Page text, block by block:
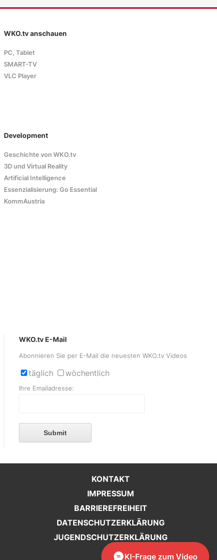
KI-Frage zum Video
WKO.tv anschauen
PC, Tablet
SMART-TV
VLC Player
Development
Geschichte von WKO.tv
3D und Virtual Reality
Artificial Intelligence
Essenzialisierung: Go Essential
KommAustria
WKO.tv E-Mail
Abonnieren Sie per E-Mail die neuesten WKO.tv Videos
täglich wöchentlich
Ihre Emailadresse:
Submit
KONTAKT
IMPRESSUM
BARRIEREFREIHEIT
DATENSCHUTZERKLÄRUNG
JUGENDSCHUTZERKLÄRUNG